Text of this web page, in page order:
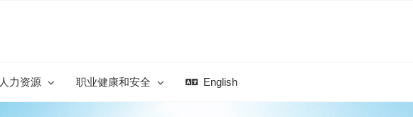
人力资源 职业健康和安全 English